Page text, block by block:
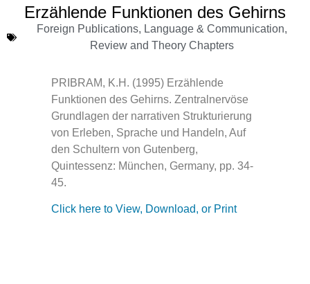
Erzählende Funktionen des Gehirns
Foreign Publications, Language & Communication,
Review and Theory Chapters
PRIBRAM, K.H. (1995) Erzählende
Funktionen des Gehirns. Zentralnervöse
Grundlagen der narrativen Strukturierung
von Erleben, Sprache und Handeln, Auf
den Schultern von Gutenberg,
Quintessenz: München, Germany, pp. 34-
45.
Click here to View, Download, or Print